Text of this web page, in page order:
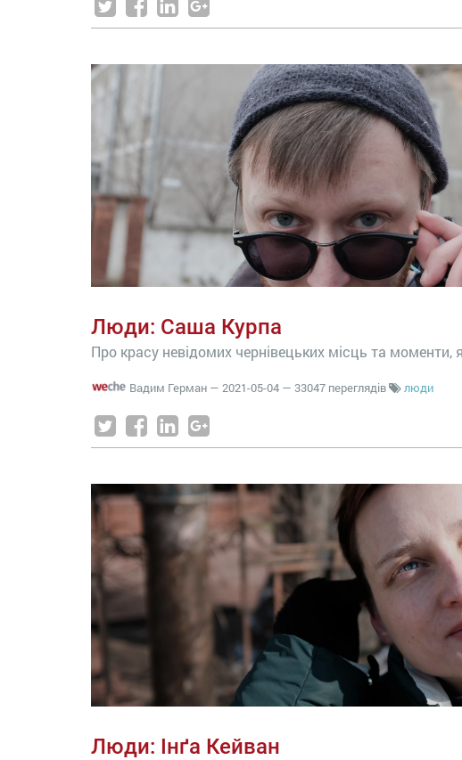
Люди: Саша Курпа
Про красу невідомих чернівецьких місць та моменти,
Вадим Герман — 2021-05-04 — 33047 переглядів люди
Люди: Інґа Кейван